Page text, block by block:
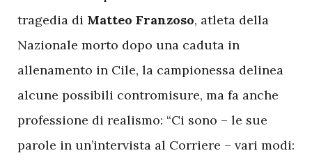
tragedia di Matteo Franzoso, atleta della
Nazionale morto dopo una caduta in
allenamento in Cile, la campionessa delinea
alcune possibili contromisure, ma fa anche
professione di realismo: “Ci sono – le sue
parole in un’intervista al Corriere – vari modi: